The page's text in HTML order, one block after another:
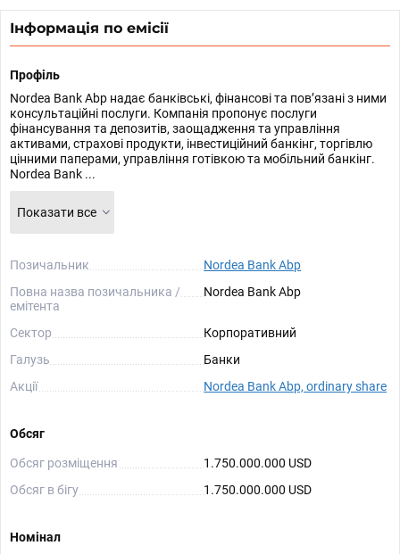
Інформація по емісії
Профіль
Nordea Bank Abp надає банківські, фінансові та пов’язані з ними
консультаційні послуги. Компанія пропонує послуги
фінансування та депозитів, заощадження та управління
активами, страхові продукти, інвестиційний банкінг, торгівлю
цінними паперами, управління готівкою та мобільний банкінг.
Nordea Bank ...
Показати все
Позичальник
Nordea Bank Abp
Повна назва позичальника /
емітента
Nordea Bank Abp
Сектор
Корпоративний
Галузь
Банки
Акції
Nordea Bank Abp, ordinary share
Обсяг
Обсяг розміщення
1.750.000.000 USD
Обсяг в бігу
1.750.000.000 USD
Номінал